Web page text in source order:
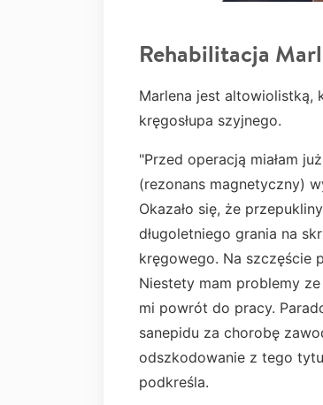
Rehabilitacja
Marlena jest altowiolistką,
kręgosłupa szyjnego.
"Przed operacją miałam
(rezonans magnetyczny)
Okazało się, że
długoletniego grania na
kręgowego. Na szczęście
Niestety mam problemy
mi powrót do pracy.
sanepidu za chorobę
odszkodowanie z tego
podkreśla.